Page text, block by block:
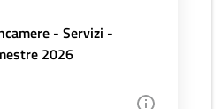
- Servizi -
2026